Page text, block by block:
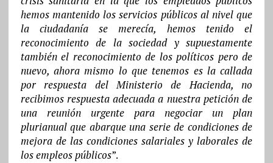
hemos mantenido los servicios públicos al nivel que
la ciudadanía se merecía, hemos tenido el
reconocimiento de la sociedad y supuestamente
también el reconocimiento de los políticos pero de
nuevo, ahora mismo lo que tenemos es la callada
por respuesta del Ministerio de Hacienda, no
recibimos respuesta adecuada a nuestra petición de
una reunión urgente para negociar un plan
plurianual que abarque una serie de condiciones de
mejora de las condiciones salariales y laborales de
los empleos públicos”.